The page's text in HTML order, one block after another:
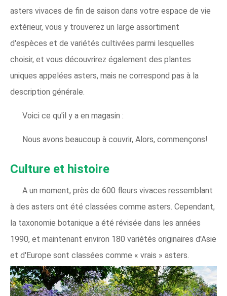
asters vivaces de fin de saison dans votre espace de vie
extérieur, vous y trouverez un large assortiment
d'espèces et de variétés cultivées parmi lesquelles
choisir, et vous découvrirez également des plantes
uniques appelées asters, mais ne correspond pas à la
description générale.
Voici ce qu'il y a en magasin :
Nous avons beaucoup à couvrir, Alors, commençons!
Culture et histoire
A un moment, près de 600 fleurs vivaces ressemblant
à des asters ont été classées comme asters. Cependant,
la taxonomie botanique a été révisée dans les années
1990, et maintenant environ 180 variétés originaires d'Asie
et d'Europe sont classées comme « vrais » asters.